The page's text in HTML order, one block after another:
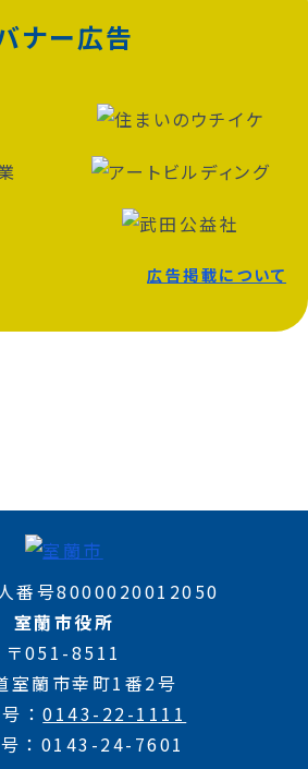
ナー広告
広告掲載について
番号8000020012050
室蘭市役所
〒051-8511
室蘭市幸町1番2号
0143-22-1111
0143-24-7601